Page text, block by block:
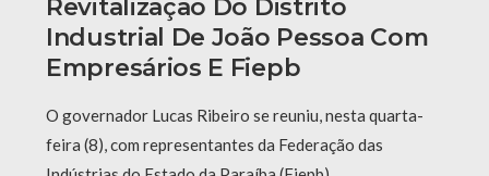
Revitalização Do Distrito
Industrial De João Pessoa Com
Empresários E Fiepb
O governador Lucas Ribeiro se reuniu, nesta quarta-
feira (8), com representantes da Federação das